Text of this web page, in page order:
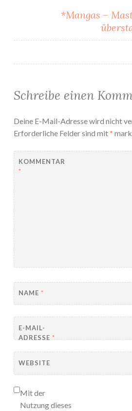
*Mangas –
Schreibe einen
Deine E-Mail-Adresse wird nicht
Erforderliche Felder sind mit*
KOMMENTAR
*
NAME *
E-MAIL-
ADRESSE *
WEBSITE
Mit der
Nutzung dieses